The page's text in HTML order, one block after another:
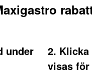
under
2.
visas